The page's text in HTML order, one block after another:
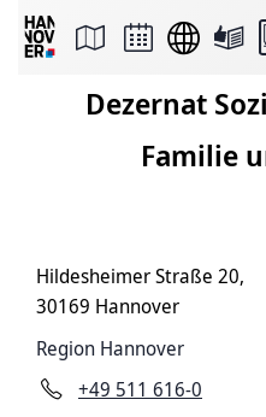
Seite
Seite
Drucken
Dezernat
Familie
Hildesheimer Straße 20,
30169 Hannover
Region Hannover
+49 511 616-0